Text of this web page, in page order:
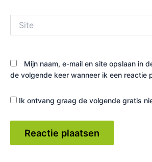
Mijn naam, e-mail en site opslaan in
de volgende keer wanneer ik een reactie
Ik ontvang graag de volgende gratis